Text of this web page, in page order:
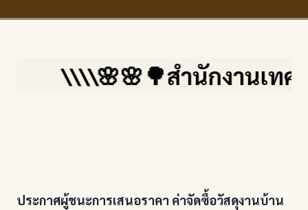
\\\\🌸🌸🌳สำนักงานเทศ
ประกาศผู้ชนะการเสนอราคา ค่าจัดซื้อวัสดุงานบ้าน